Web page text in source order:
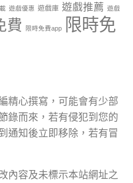
遊戲優惠 遊戲庫 遊戲推薦 遊戲
費 限時免費app
限時免
精心撰寫，可能會有少部
錄而來，若有侵犯到您的
通知後立即移除，若有冒
內容及未標示本站網址之